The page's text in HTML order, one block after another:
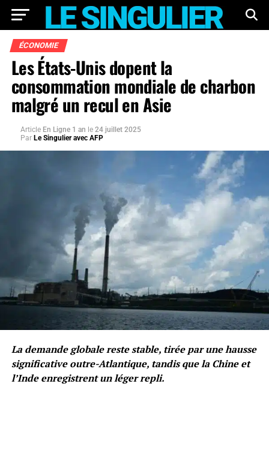
ÉCONOMIE
Les États-Unis dopent la
consommation mondiale de charbon
malgré un recul en Asie
Article En Ligne 1 an le 24 juillet 2025
Par Le Singulier avec AFP
La demande globale reste stable, tirée par une hausse
significative outre-Atlantique, tandis que la Chine et
l’Inde enregistrent un léger repli.